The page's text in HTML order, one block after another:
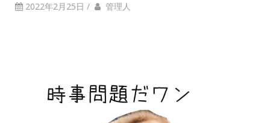
2022年2月25日 / 管理人